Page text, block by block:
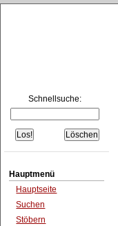
Schnellsuche:
Hauptmenü
Hauptseite
Suchen
Stöbern